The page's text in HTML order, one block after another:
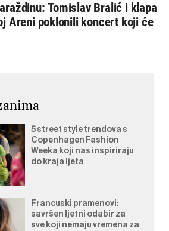
Tomislav Bralić i klapa
Areni poklonili koncert koji će
5 street style trendova s
Copenhagen Fashion
Weeka koji nas inspiriraju
do kraja ljeta
Francuski pramenovi:
savršen ljetni odabir za
sve koji nemaju vremena za